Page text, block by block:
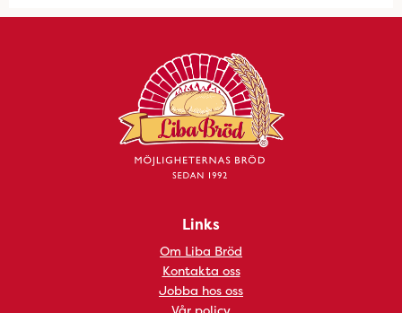
Links
Om Liba Bröd
Kontakta oss
Jobba hos oss